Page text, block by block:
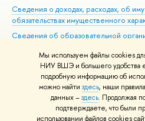
Мы используем файлы cookies
НИУ ВШЭ и большего удобства
подробную информацию об
можно найти здесь, наши
данных –здесь. Продолжая
подтверждаете, что были
использовании файлов cookies
Сведения о доходах, расходах, об
обязательствах имущественного
Сведения об образовательной
Людям с ограниченными
Единая платежная страница
Работа в Вышке
© НИУ ВШЭ 1993–2026 Адреса и